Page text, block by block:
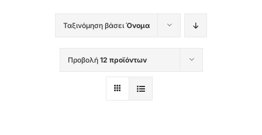
Ταξινόμηση βάσειΌνομα
Προβολή 12 προϊόντων